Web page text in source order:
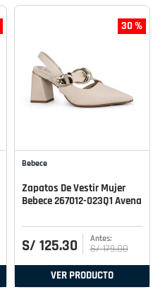
30 %
Bebece
Zapatos De Vestir Mujer
Bebece 267012-023Q1 Avena
S/ 125.30 S/ 179.00
VER PRODUCTO